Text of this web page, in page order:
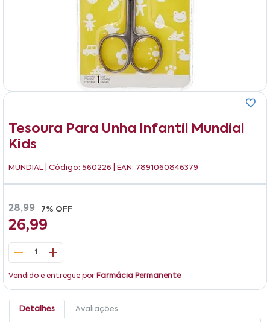
Tesoura Para Unha Infantil Mundial
Kids
MUNDIAL | Código: 560226 | EAN: 7891060846379
28,99 7% OFF
26,99
1
Vendido e entregue por Farmácia Permanente
Detalhes Avaliações